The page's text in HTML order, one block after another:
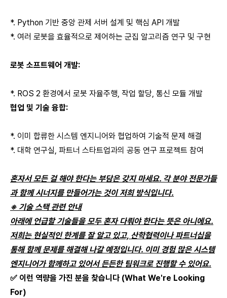
*. Python 기반 중앙 관제 서버 설계 및 핵심 API 개발
*. 여러 로봇을 효율적으로 제어하는 군집 알고리즘 연구 및 구현
로봇 소프트웨어 개발:
*. ROS 2 환경에서 로봇 자율주행, 작업 할당, 통신 모듈 개발
협업 및 기술 융합:
*. 이미 합류한 시스템 엔지니어와 협업하여 기술적 문제 해결
*. 대학 연구실, 파트너 스타트업과의 공동 연구 프로젝트 참여
혼자서 모든 걸 해야 한다는 부담은 갖지 마세요. 각 분야 전문가들
과 함께 시너지를 만들어가는 것이 저희 방식입니다.
※ 기술 스택 관련 안내
아래에 언급할 기술들을 모두 혼자 다뤄야 한다는 뜻은 아니에요.
저희는 현실적인 한계를 잘 알고 있고, 산학협력이나 파트너십을
통해 함께 문제를 해결해 나갈 예정입니다. 이미 경험 많은 시스템
엔지니어가 함께하고 있어서 든든한 팀워크로 진행할 수 있어요.
✅ 이런 역량을 가진 분을 찾습니다 (What We're Looking
For)